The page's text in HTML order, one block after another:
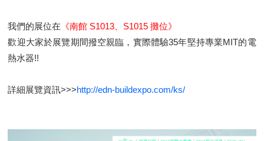
我們的展位在 《南館 S1013、S1015 攤位》
歡迎大家於展覽期間撥空親臨，實際體驗35年堅持專業MIT的電
熱水器!!
詳細展覽資訊>>>http://edn-buildexpo.com/ks/